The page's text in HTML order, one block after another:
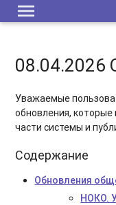
menu
Уважаемые
обновления,
части системы и
Содержание
Обновления
НОКО.